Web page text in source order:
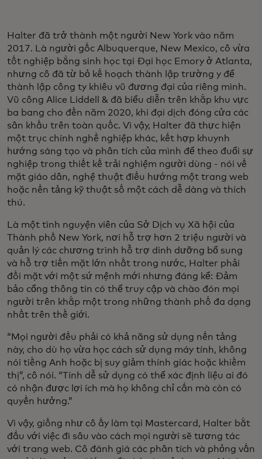
Halter đã trở thành một người New York vào năm
2017. Là người gốc Albuquerque, New Mexico, cô vừa
tốt nghiệp bằng sinh học tại Đại học Emory ở Atlanta,
nhưng cô đã từ bỏ kế hoạch thành lập trường y để
thành lập công ty khiêu vũ đương đại của riêng mình.
Vũ công Alice Liddell & đã biểu diễn trên khắp khu vực
ba bang cho đến năm 2020, khi đại dịch đóng cửa các
sân khấu trên toàn quốc. Vì vậy, Halter đã thực hiện
một trục chính nghề nghiệp khác, kết hợp khuynh
hướng sáng tạo và phân tích của mình để theo đuổi sự
nghiệp trong thiết kế trải nghiệm người dùng - nói về
mặt giáo dân, nghệ thuật điều hướng một trang web
hoặc nền tảng kỹ thuật số một cách dễ dàng và thích
thú.
Là một tình nguyện viên của Sở Dịch vụ Xã hội của
Thành phố New York, nơi hỗ trợ hơn 2 triệu người và
quản lý các chương trình hỗ trợ dinh dưỡng bổ sung
và hỗ trợ tiền mặt lớn nhất trong nước, Halter phải
đối mặt với một sứ mệnh mới nhưng đáng kể: Đảm
bảo cổng thông tin có thể truy cập và chào đón mọi
người trên khắp một trong những thành phố đa dạng
nhất trên thế giới.
“Mọi người đều phải có khả năng sử dụng nền tảng
này, cho dù họ vừa học cách sử dụng máy tính, không
nói tiếng Anh hoặc bị suy giảm thính giác hoặc khiếm
thị”, cô nói. “Tính dễ sử dụng có thể xác định liệu ai đó
có nhận được lợi ích mà họ không chỉ cần mà còn có
quyền hưởng.”
Vì vậy, giống như cô ấy làm tại Mastercard, Halter bắt
đầu với việc đi sâu vào cách mọi người sẽ tương tác
với trang web. Cô đánh giá các phân tích và phỏng vấn